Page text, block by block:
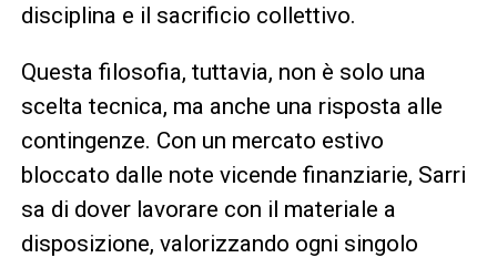
disciplina e il sacrificio collettivo.
Questa filosofia, tuttavia, non è solo una
scelta tecnica, ma anche una risposta alle
contingenze. Con un mercato estivo
bloccato dalle note vicende finanziarie, Sarri
sa di dover lavorare con il materiale a
disposizione, valorizzando ogni singolo